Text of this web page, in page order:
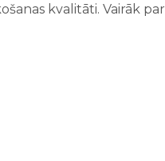
kvalitāti. Vairāk par